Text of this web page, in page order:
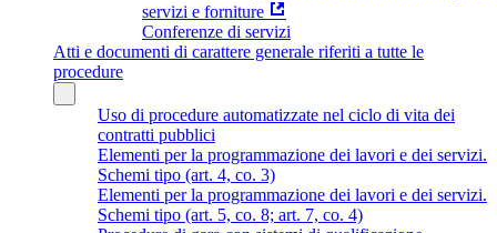
servizi e forniture
Conferenze di servizi
Atti e documenti di carattere generale riferiti a tutte le
procedure
Uso di procedure automatizzate nel ciclo di vita dei
contratti pubblici
Elementi per la programmazione dei lavori e dei servizi.
Schemi tipo (art. 4, co. 3)
Elementi per la programmazione dei lavori e dei servizi.
Schemi tipo (art. 5, co. 8; art. 7, co. 4)